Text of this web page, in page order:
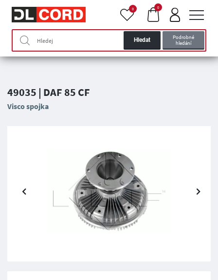
Hledat
Podrobné
hledání
0 0
49035 | DAF 85 CF
Visco spojka